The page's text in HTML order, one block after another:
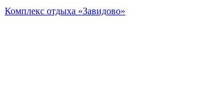
Комплекс отдыха «Завидово»